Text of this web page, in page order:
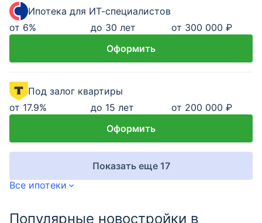
Ипотека для ИТ-специалистов
от 6% до 30 лет
от 300 000 ₽
Оформить
Под залог квартиры
от 17.9% до 15 лет
от 200 000 ₽
Оформить
Показать еще 17
Все ипотеки
Популярные новостройки в